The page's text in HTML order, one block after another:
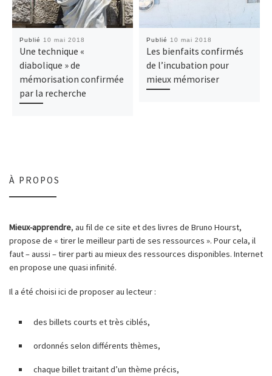
Publié 10 mai 2018
Une technique «
diabolique » de
mémorisation confirmée
par la recherche
Publié 10 mai 2018
Les bienfaits confirmés
de l’incubation pour
mieux mémoriser
À PROPOS
Mieux-apprendre, au fil de ce site et des livres de Bruno Hourst,
propose de « tirer le meilleur parti de ses ressources ». Pour cela, il
faut – aussi – tirer parti au mieux des ressources disponibles. Internet
en propose une quasi infinité.
Il a été choisi ici de proposer au lecteur :
des billets courts et très ciblés,
ordonnés selon différents thèmes,
chaque billet traitant d’un thème précis,